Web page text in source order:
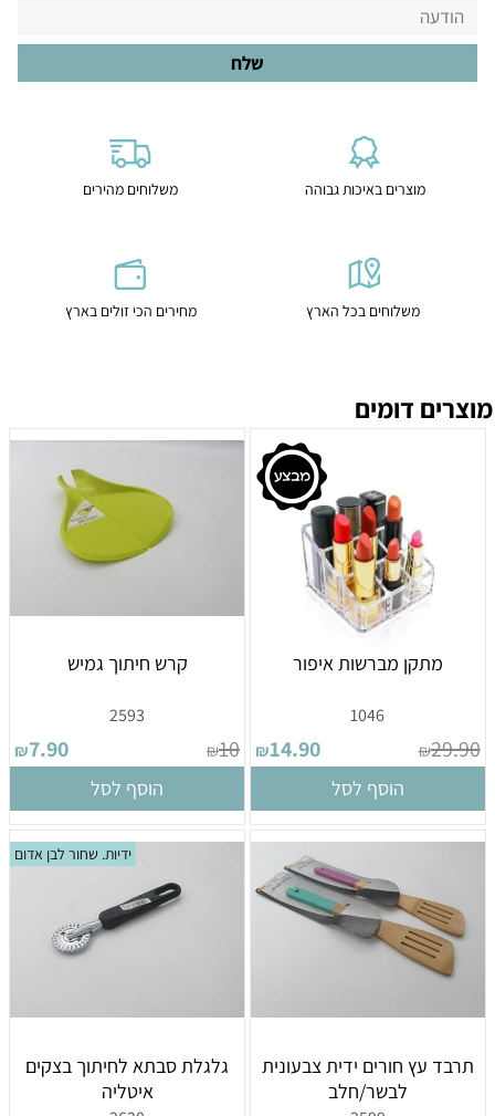
מוצרים באיכות גבוהה משלוחים מהירים
משלוחים בכל הארץ מחירים הכי זולים בארץ
מוצרים דומים
מתקן מברשות איפור
1046
₪29.90
₪14.90
הוסף לסל
קרש חיתוך גמיש
2593
₪10
₪7.90
הוסף לסל
תרבד עץ חורים ידית צבעונית
לבשר/חלב
ידיות. שחור לבן אדום
גלגלת סבתא לחיתוך בצקים
איטליה